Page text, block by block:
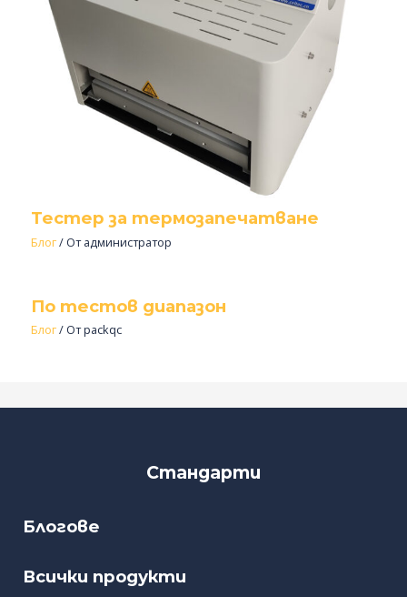
Тестер за термозапечатване
Блог/ Отадминистратор
По тестов диапазон
Блог/ Отpackqc
Стандарти
Блогове
Всички продукти